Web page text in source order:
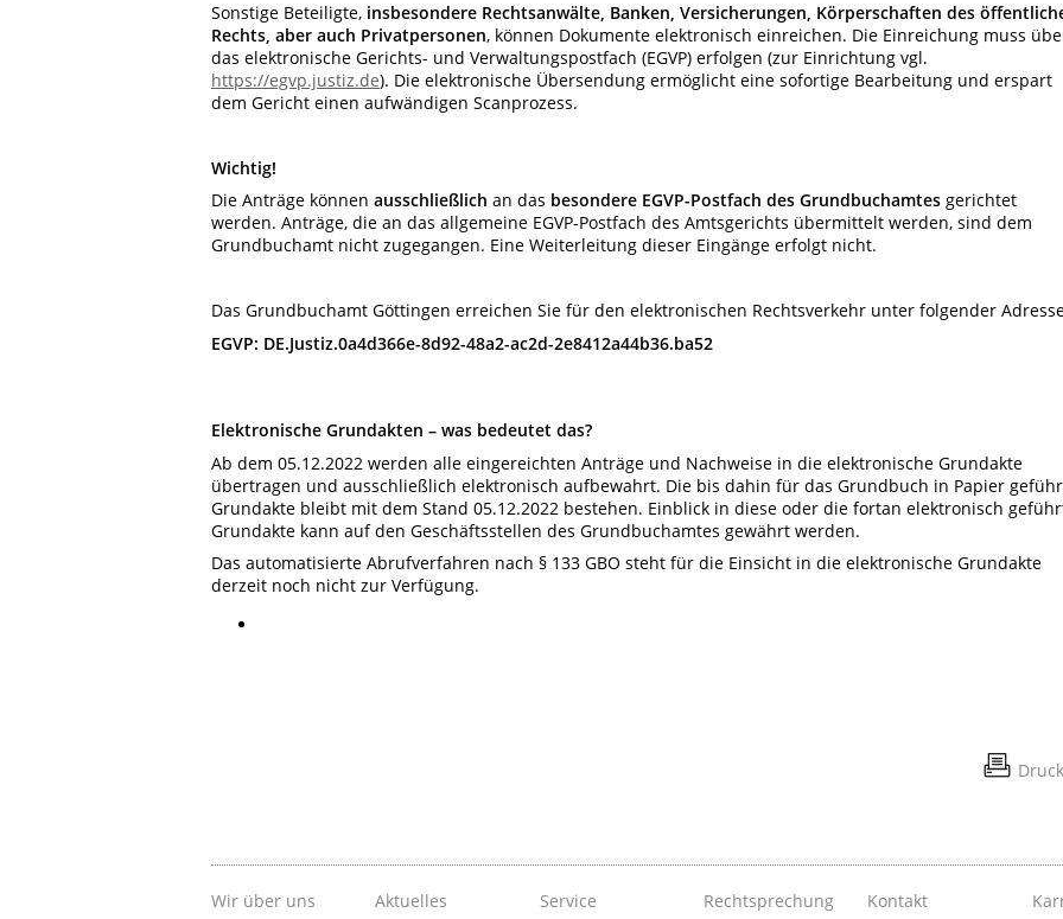
Sonstige Beteiligte, insbesondere Rechtsanwälte, Banken, Versicherungen, Körperschaften des
Rechts, aber auch Privatpersonen, können Dokumente elektronisch einreichen. Die Einreichung muss
das elektronische Gerichts- und Verwaltungspostfach (EGVP) erfolgen (zur Einrichtung vgl.
https://egvp.justiz.de). Die elektronische Übersendung ermöglicht eine sofortige Bearbeitung und erspart
dem Gericht einen aufwändigen Scanprozess.
Wichtig!
Die Anträge können ausschließlich an das besondere EGVP-Postfach des Grundbuchamtes gerichtet
werden. Anträge, die an das allgemeine EGVP-Postfach des Amtsgerichts übermittelt werden, sind dem
Grundbuchamt nicht zugegangen. Eine Weiterleitung dieser Eingänge erfolgt nicht.
Das Grundbuchamt Göttingen erreichen Sie für den elektronischen Rechtsverkehr unter folgender
EGVP: DE.Justiz.0a4d366e-8d92-48a2-ac2d-2e8412a44b36.ba52
Elektronische Grundakten – was bedeutet das?
Ab dem 05.12.2022 werden alle eingereichten Anträge und Nachweise in die elektronische Grundakte
übertragen und ausschließlich elektronisch aufbewahrt. Die bis dahin für das Grundbuch in Papier
Grundakte bleibt mit dem Stand 05.12.2022 bestehen. Einblick in diese oder die fortan elektronisch
Grundakte kann auf den Geschäftsstellen des Grundbuchamtes gewährt werden.
Das automatisierte Abrufverfahren nach § 133 GBO steht für die Einsicht in die elektronische Grundakte
derzeit noch nicht zur Verfügung.
Wir über uns Aktuelles Service Rechtsprechung Kontakt